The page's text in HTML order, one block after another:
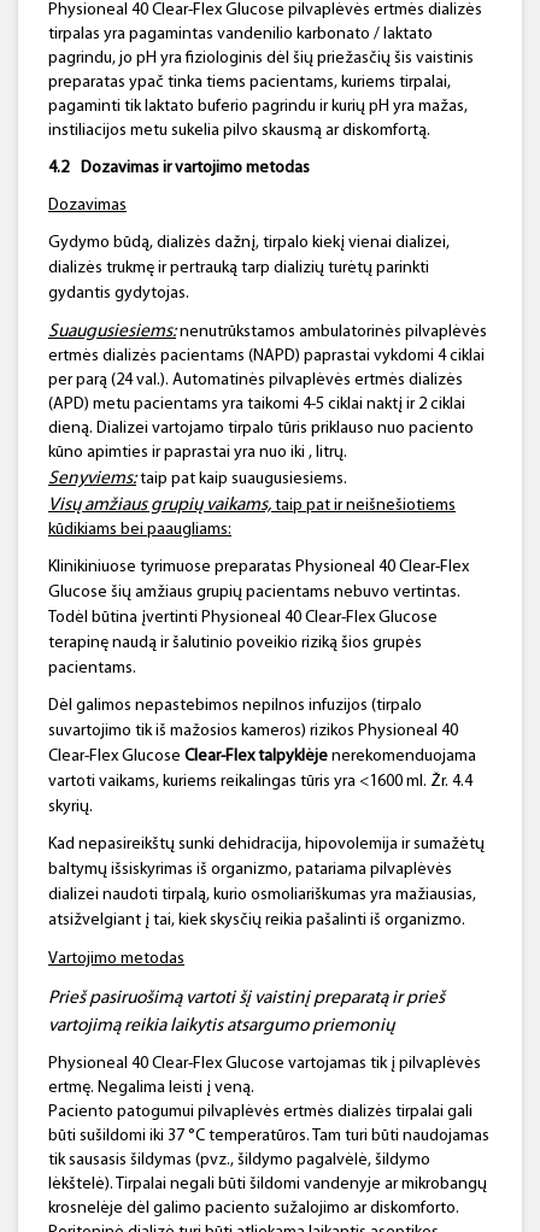
Physioneal 40 Clear-Flex Glucose pilvaplėvės ertmės dializės
tirpalas yra pagamintas vandenilio karbonato / laktato
pagrindu, jo pH yra fiziologinis dėl šių priežasčių šis vaistinis
preparatas ypač tinka tiems pacientams, kuriems tirpalai,
pagaminti tik laktato buferio pagrindu ir kurių pH yra mažas,
instiliacijos metu sukelia pilvo skausmą ar diskomfortą.
4.2 Dozavimas ir vartojimo metodas
Dozavimas
Gydymo būdą, dializės dažnį, tirpalo kiekį vienai dializei,
dializės trukmę ir pertrauką tarp dializių turėtų parinkti
gydantis gydytojas.
Suaugusiesiems:nenutrūkstamos ambulatorinės pilvaplėvės
ertmės dializės pacientams (NAPD) paprastai vykdomi 4 ciklai
per parą (24 val.). Automatinės pilvaplėvės ertmės dializės
(APD) metu pacientams yra taikomi 4-5 ciklai naktį ir 2 ciklai
dieną. Dializei vartojamo tirpalo tūris priklauso nuo paciento
kūno apimties ir paprastai yra nuo iki , litrų.
Senyviems:taip pat kaip suaugusiesiems.
Visų amžiaus grupių vaikams, taip pat ir neišnešiotiems
kūdikiams bei paaugliams:
Klinikiniuose tyrimuose preparatas Physioneal 40 Clear-Flex
Glucose šių amžiaus grupių pacientams nebuvo vertintas.
Todėl būtina įvertinti Physioneal 40 Clear-Flex Glucose
terapinę naudą ir šalutinio poveikio riziką šios grupės
pacientams.
Dėl galimos nepastebimos nepilnos infuzijos (tirpalo
suvartojimo tik iš mažosios kameros) rizikos Physioneal 40
Clear-Flex Glucose Clear-Flex talpyklėje nerekomenduojama
vartoti vaikams, kuriems reikalingas tūris yra <1600 ml. Žr. 4.4
skyrių.
Kad nepasireikštų sunki dehidracija, hipovolemija ir sumažėtų
baltymų išsiskyrimas iš organizmo, patariama pilvaplėvės
dializei naudoti tirpalą, kurio osmoliariškumas yra mažiausias,
atsižvelgiant į tai, kiek skysčių reikia pašalinti iš organizmo.
Vartojimo metodas
Prieš pasiruošimą vartoti šį vaistinį preparatą ir prieš
vartojimąreikia laikytis atsargumo priemonių
Physioneal 40 Clear-Flex Glucose vartojamas tik į pilvaplėvės
ertmę. Negalima leisti į veną.
Paciento patogumui pilvaplėvės ertmės dializės tirpalai gali
būti sušildomi iki 37 °C temperatūros. Tam turi būti naudojamas
tik sausasis šildymas (pvz., šildymo pagalvėlė, šildymo
lėkštelė). Tirpalai negali būti šildomi vandenyje ar mikrobangų
krosnelėje dėl galimo paciento sužalojimo ar diskomforto.